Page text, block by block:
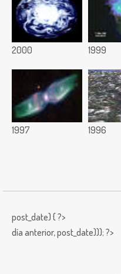
2000 1999
1997 1996
post_date) { ?>
día anterior,post_date))); ?>